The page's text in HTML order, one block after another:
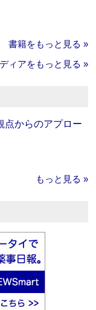
書籍をもっと見る »
ィアをもっと見る »
点からのアプロー
もっと見る »